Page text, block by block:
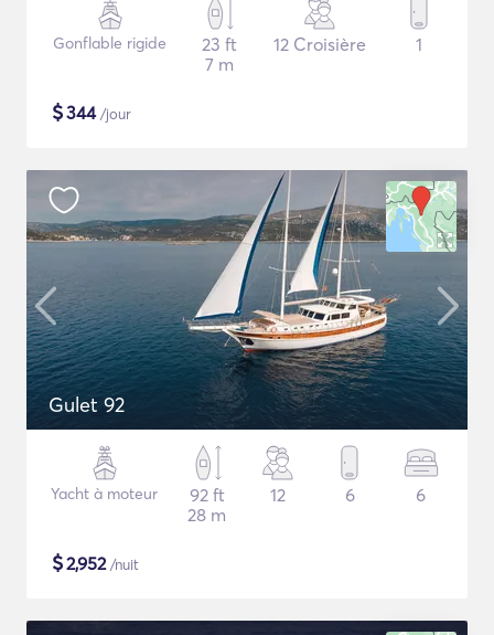
Gonflable rigide
23 ft
7 m
12 Croisière 1
$344/jour
Gulet 92
Yacht à moteur
92 ft
28 m
12 6 6
$2,952/nuit